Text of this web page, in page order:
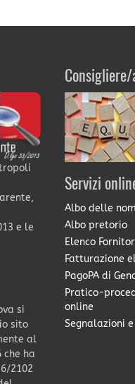
e le
si
sito
al
che ha
2102
Servizi
Albo delle
Albo pretorio
Elenco
Fatturazione
PagoPA di
Pratico-
online
Segnalazioni